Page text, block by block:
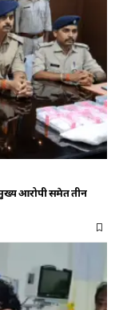
आरोपी समेत तीन